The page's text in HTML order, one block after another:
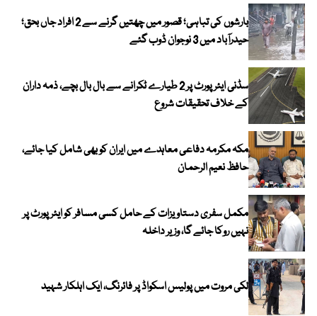
بارشوں کی تباہی؛ قصور میں چھتیں گرنے سے 2 افراد جاں بحق؛
حیدرآباد میں 3 نوجوان ڈوب گئے
سڈنی ایئرپورٹ پر 2 طیارے ٹکرانے سے بال بال بچے، ذمہ داران
کے خلاف تحقیقات شروع
مکہ مکرمہ دفاعی معاہدے میں ایران کو بھی شامل کیا جائے،
حافظ نعیم الرحمان
مکمل سفری دستاویزات کے حامل کسی مسافر کو ایئرپورٹ پر
نہیں روکا جائے گا، وزیر داخلہ
لکی مروت میں پولیس اسکواڈ پر فائرنگ، ایک اہلکار شہید